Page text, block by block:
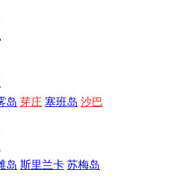
岛 芽庄 塞班岛 沙巴
岛 斯里兰卡 苏梅岛